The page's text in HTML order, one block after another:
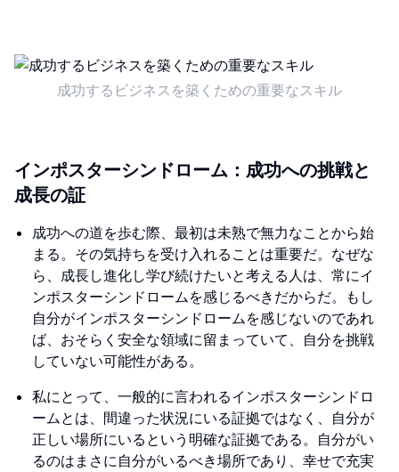
成功するビジネスを築くための重要なスキル
インポスターシンドローム：成功への挑戦と
成長の証
成功への道を歩む際、最初は未熟で無力なことから始
まる。その気持ちを受け入れることは重要だ。なぜな
ら、成長し進化し学び続けたいと考える人は、常にイ
ンポスターシンドロームを感じるべきだからだ。もし
自分がインポスターシンドロームを感じないのであれ
ば、おそらく安全な領域に留まっていて、自分を挑戦
していない可能性がある。
私にとって、一般的に言われるインポスターシンドロ
ームとは、間違った状況にいる証拠ではなく、自分が
正しい場所にいるという明確な証拠である。自分がい
るのはまさに自分がいるべき場所であり、幸せで充実